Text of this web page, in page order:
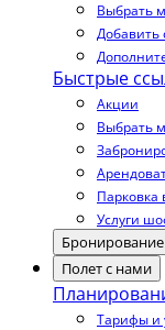
Выбрать
Добавить
Быстрые
Акции
Выбрать
Парковка
Услуги
Полет с нами
Тарифы и